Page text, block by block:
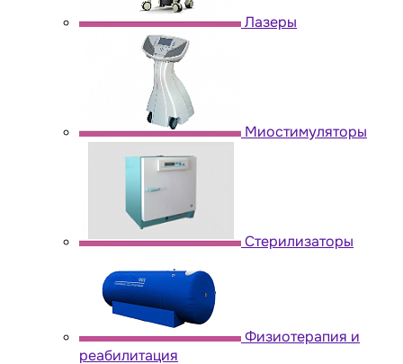
Лазеры
Миостимуляторы
Стерилизаторы
Физиотерапия и
реабилитация